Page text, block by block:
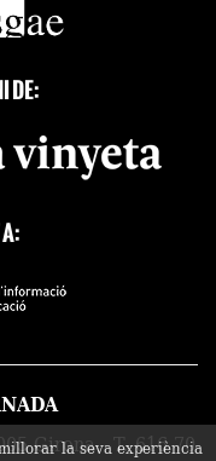
la seva experiència
DE:
Girona - T. 616 70